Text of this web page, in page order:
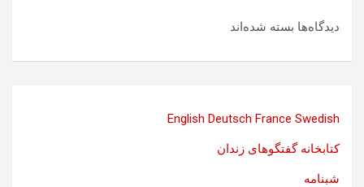
دیدگاه‌ها بسته شده‌اند
English Deutsch France Swedish
کتابخانه گفتگوهای زندان
شبنامه